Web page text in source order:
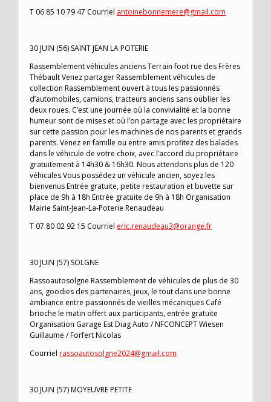
T 06 85 10 79 47 Courriel antoinebonnemere@gmail.com
30 JUIN (56) SAINT JEAN LA POTERIE
Rassemblement véhicules anciens Terrain foot rue des Frères
Thébault Venez partager Rassemblement véhicules de
collection Rassemblement ouvert à tous les passionnés
d’automobiles, camions, tracteurs anciens sans oublier les
deux roues. C’est une journée où la convivialité et la bonne
humeur sont de mises et où l’on partage avec les propriétaire
sur cette passion pour les machines de nos parents et grands
parents. Venez en famille ou entre amis profitez des balades
dans le véhicule de votre choix, avec l’accord du propriétaire
gratuitement à 14h30 & 16h30. Nous attendons plus de 120
véhicules Vous possédez un véhicule ancien, soyez les
bienvenus Entrée gratuite, petite restauration et buvette sur
place de 9h à 18h Entrée gratuite de 9h à 18h Organisation
Mairie Saint-Jean-La-Poterie Renaudeau
T 07 80 02 92 15 Courriel eric.renaudeau3@orange.fr
30 JUIN (57) SOLGNE
Rassoautosolgne Rassemblement de véhicules de plus de 30
ans, goodies des partenaires, jeux, le tout dans une bonne
ambiance entre passionnés de vieilles mécaniques Café
brioche le matin offert aux participants, entrée gratuite
Organisation Garage Est Diag Auto / NFCONCEPT Wiesen
Guillaume / Forfert Nicolas
Courriel rassoautosolgne2024@gmail.com
30 JUIN (57) MOYEUVRE PETITE